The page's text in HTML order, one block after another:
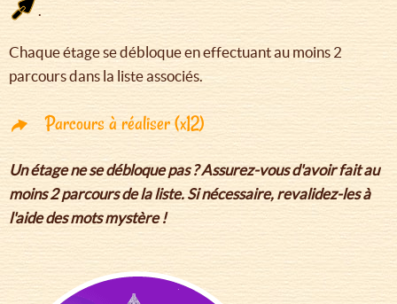
.
Chaque étage se débloque en effectuant au moins 2
parcours dans la liste associés.
Parcours à réaliser (x12)
Un étage ne se débloque pas ? Assurez-vous d'avoir fait au
moins 2 parcours de la liste. Si nécessaire, revalidez-les à
l'aide des mots mystère !